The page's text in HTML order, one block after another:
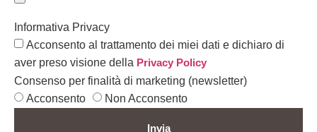
Informativa Privacy
Acconsento al trattamento dei miei dati e dichiaro di
aver preso visione della Privacy Policy
Consenso per finalità di marketing (newsletter)
Acconsento
Non Acconsento
Invia